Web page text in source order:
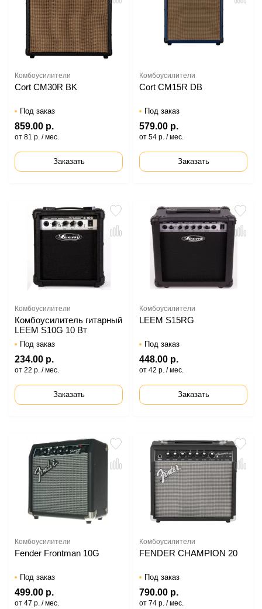
Комбоусилители
Cort CM30R BK
Под заказ
859.00 р.
от 81 р. / мес.
Заказать
Комбоусилители
Cort CM15R DB
Под заказ
579.00 р.
от 54 р. / мес.
Заказать
Комбоусилители
Комбоусилитель гитарный
LEEM S10G 10 Вт
Под заказ
234.00 р.
от 22 р. / мес.
Заказать
Комбоусилители
LEEM S15RG
Под заказ
448.00 р.
от 42 р. / мес.
Заказать
Комбоусилители
Fender Frontman 10G
Под заказ
499.00 р.
от 47 р. / мес.
Комбоусилители
FENDER CHAMPION 20
Под заказ
790.00 р.
от 74 р. / мес.